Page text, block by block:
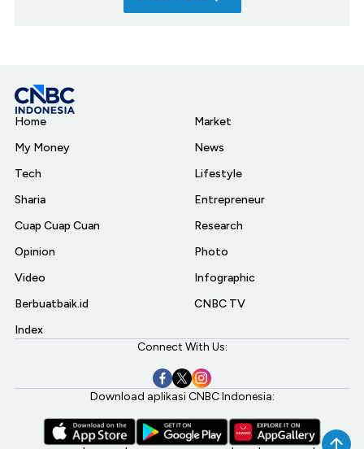
Home
My Money
Tech
Sharia
Cuap Cuap Cuan
Opinion
Video
Berbuatbaik.id
Index
Market
News
Lifestyle
Entrepreneur
Research
Photo
Infographic
CNBC TV
Connect With Us:
Download aplikasi CNBC Indonesia: